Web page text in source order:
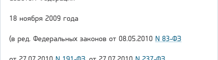
18 ноября 2009 года
(в ред. Федеральных законов от 08.05.2010 N 83-ФЗ